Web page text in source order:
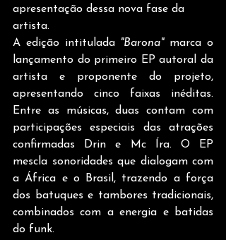
apresentação dessa nova fase da
artista.
A edição intitulada "Barona" marca o
lançamento do primeiro EP autoral da
artista e proponente do projeto,
apresentando cinco faixas inéditas.
Entre as músicas, duas contam com
participações especiais das atrações
confirmadas Drin e Mc Íra. O EP
mescla sonoridades que dialogam com
a África e o Brasil, trazendo a força
dos batuques e tambores tradicionais,
combinados com a energia e batidas
do funk.